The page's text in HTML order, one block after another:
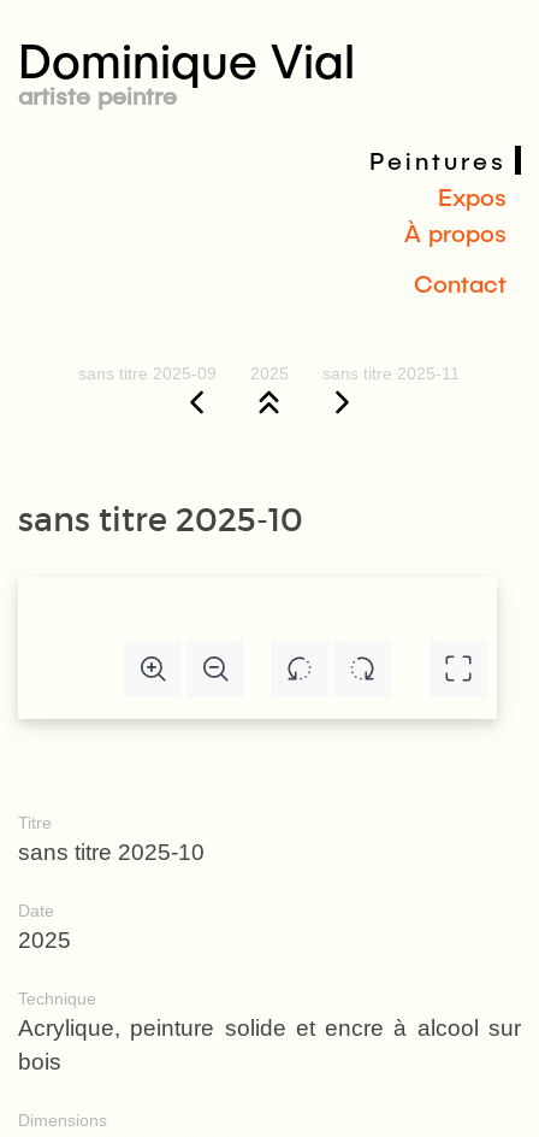
Dominique Vial
artiste peintre
Peintures
Expos
À propos
Contact
sans titre 2025-09 2025 sans titre 2025-11
sans titre 2025-10
Titre
sans titre 2025-10
Date
2025
Technique
Acrylique, peinture solide et encre à alcool sur
bois
Dimensions